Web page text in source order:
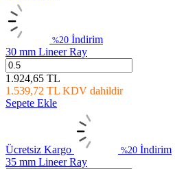
%20 İndirim
30 mm Lineer Ray
1.924,65 TL
1.539,72 TL KDV dahildir
Sepete Ekle
Ücretsiz Kargo %20 İndirim
35 mm Lineer Ray